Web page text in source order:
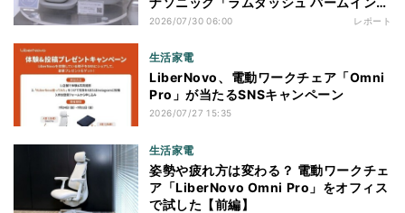
プロ」を体験
2026/07/30 06:00 レポート
生活家電
LiberNovo、電動ワークチェア「Omni
Pro」が当たるSNSキャンペーン
2026/07/27 15:35
生活家電
姿勢や疲れ方は変わる？ 電動ワークチェ
ア「LiberNovo Omni Pro」をオフィス
で試した【前編】